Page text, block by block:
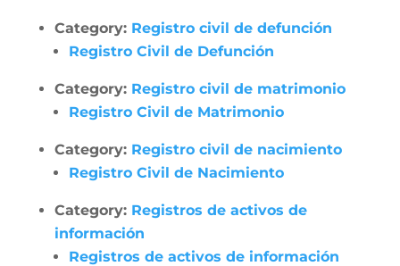
Category: Registro civil de defunción
Registro Civil de Defunción
Category: Registro civil de matrimonio
Registro Civil de Matrimonio
Category: Registro civil de nacimiento
Registro Civil de Nacimiento
Category: Registros de activos de
información
Registros de activos de información